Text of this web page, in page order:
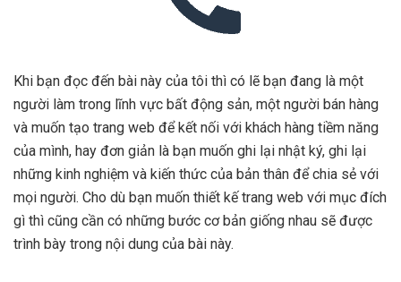
Khi bạn đọc đến bài này của tôi thì có lẽ bạn đang là một
người làm trong lĩnh vực bất động sản, một người bán hàng
và muốn tạo trang web để kết nối với khách hàng tiềm năng
của mình, hay đơn giản là bạn muốn ghi lại nhật ký, ghi lại
những kinh nghiệm và kiến thức của bản thân để chia sẻ với
mọi người. Cho dù bạn muốn thiết kế trang web với mục đích
gì thì cũng cần có những bước cơ bản giống nhau sẽ được
trình bày trong nội dung của bài này.